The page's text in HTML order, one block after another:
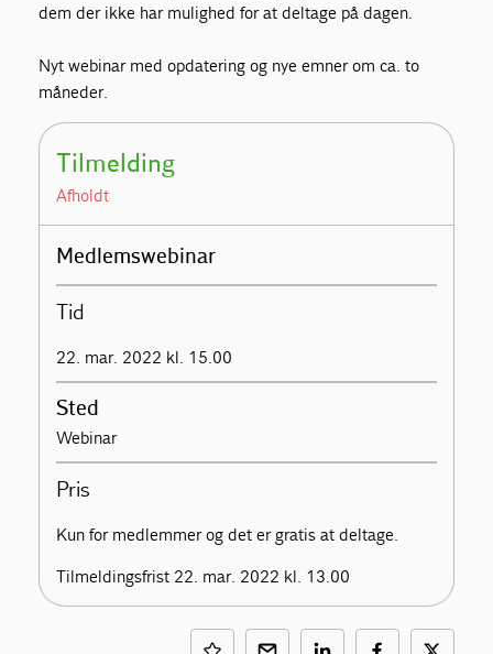
dem der ikke har mulighed for at deltage på dagen.
Nyt webinar med opdatering og nye emner om ca. to
måneder.
Tilmelding
Afholdt
Medlemswebinar
Tid
22. mar. 2022 kl. 15.00
Sted
Webinar
Pris
Kun for medlemmer og det er gratis at deltage.
Tilmeldingsfrist 22. mar. 2022 kl. 13.00